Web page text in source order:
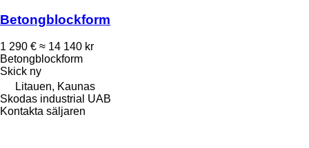
Betongblockform
1 290 € ≈ 14 140 kr
Betongblockform
Skick ny
Litauen, Kaunas
Skodas industrial UAB
Kontakta säljaren